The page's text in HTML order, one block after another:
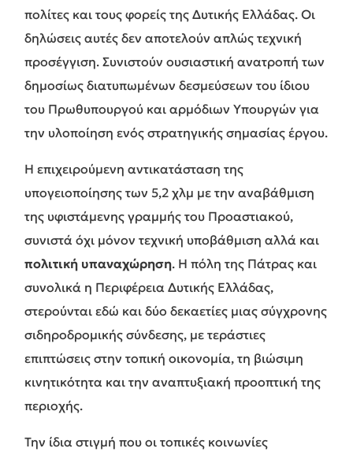
πολίτες και τους φορείς της Δυτικής Ελλάδας. Οι
δηλώσεις αυτές δεν αποτελούν απλώς τεχνική
προσέγγιση. Συνιστούν ουσιαστική ανατροπή των
δημοσίως διατυπωμένων δεσμεύσεων του ίδιου
του Πρωθυπουργού και αρμόδιων Υπουργών για
την υλοποίηση ενός στρατηγικής σημασίας έργου.
Η επιχειρούμενη αντικατάσταση της
υπογειοποίησης των 5,2 χλμ με την αναβάθμιση
της υφιστάμενης γραμμής του Προαστιακού,
συνιστά όχι μόνον τεχνική υποβάθμιση αλλά και
πολιτική υπαναχώρηση. Η πόλη της Πάτρας και
συνολικά η Περιφέρεια Δυτικής Ελλάδας,
στερούνται εδώ και δύο δεκαετίες μιας σύγχρονης
σιδηροδρομικής σύνδεσης, με τεράστιες
επιπτώσεις στην τοπική οικονομία, τη βιώσιμη
κινητικότητα και την αναπτυξιακή προοπτική της
περιοχής.
Την ίδια στιγμή που οι τοπικές κοινωνίες